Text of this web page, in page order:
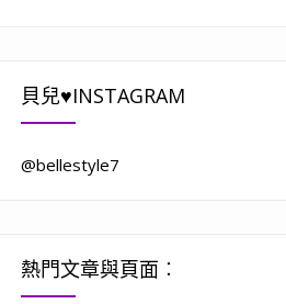
貝兒♥INSTAGRAM
@bellestyle7
熱門文章與頁面︰